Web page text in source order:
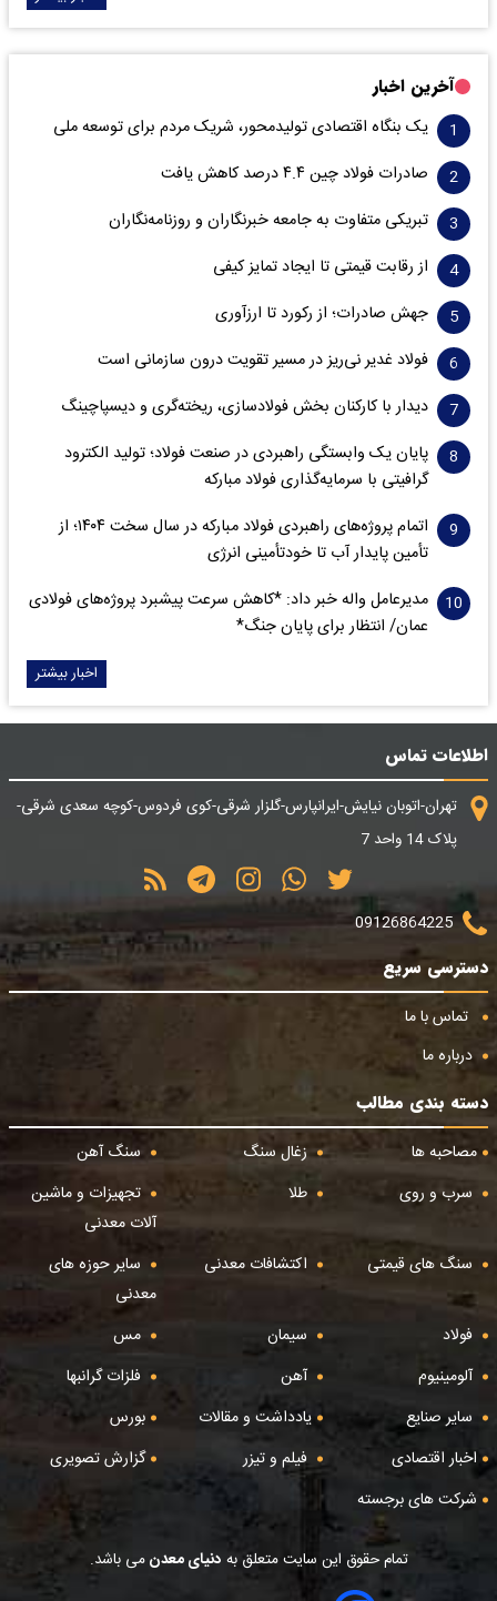
آخرین اخبار
یک بنگاه اقتصادی تولیدمحور، شریک مردم برای توسعه ملی
صادرات فولاد چین ۴.۴ درصد کاهش یافت
تبریکی متفاوت به جامعه خبرنگاران و روزنامه‌نگاران
از رقابت قیمتی تا ایجاد تمایز کیفی
جهش صادرات؛ از رکورد تا ارزآوری
فولاد غدیر نی‌ریز در مسیر تقویت درون سازمانی است
دیدار با کارکنان بخش فولادسازی، ریخته‌گری و دیسپاچینگ
پایان یک وابستگی راهبردی در صنعت فولاد؛ تولید الکترود
گرافیتی با سرمایه‌گذاری فولاد مبارکه
اتمام پروژه‌های راهبردی فولاد مبارکه در سال سخت ۱۴۰۴؛ از
تأمین پایدار آب تا خودتأمینی انرژی
مدیرعامل واله خبر داد: *کاهش سرعت پیشبرد پروژه‌های فولادی
عمان/ انتظار برای پایان جنگ*
اخبار بیشتر
اطلاعات تماس
تهران-اتوبان نیایش-ایرانپارس-گلزار شرقی-کوی فردوس-کوچه سعدی شرقی-
پلاک 14 واحد 7
09126864225
دسترسی سریع
تماس با ما
درباره ما
دسته بندی مطالب
مصاحبه ها
زغال سنگ
سنگ آهن
سرب و روی
طلا
تجهیزات و ماشین
آلات معدنی
سنگ های قیمتی
اکتشافات معدنی
سایر حوزه های
معدنی
فولاد
سیمان
مس
آلومینیوم
آهن
فلزات گرانبها
سایر صنایع
یادداشت و مقالات
بورس
اخبار اقتصادی
فیلم و تیزر
گزارش تصویری
شرکت های برجسته
تمام حقوق این سایت متعلق به دنیای معدنمی باشد.